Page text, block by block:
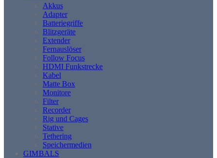
Akkus
Adapter
Batteriegriffe
Blitzgeräte
Extender
Fernauslöser
Follow Focus
HDMI Funkstrecke
Kabel
Matte Box
Monitore
Filter
Recorder
Rig und Cages
Stative
Tethering
Speichermedien
GIMBALS